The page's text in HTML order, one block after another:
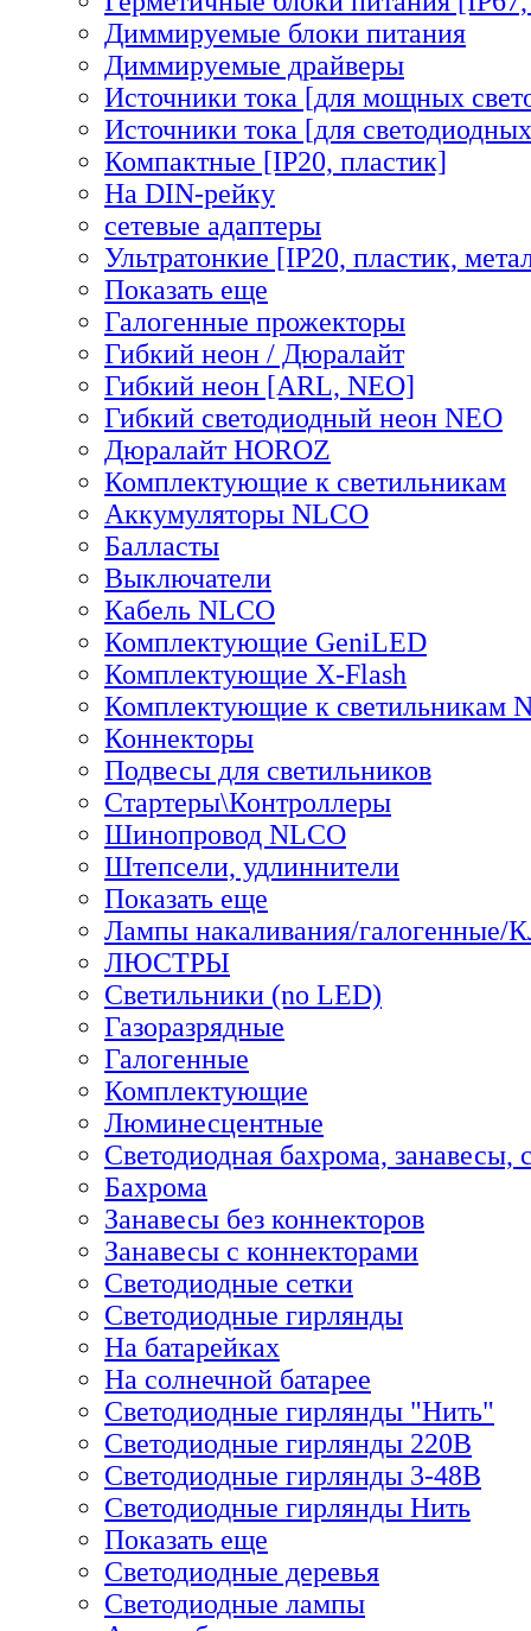
Диммируемые блоки питания
Диммируемые драйверы
Источники тока [для мощных
Источники тока [для
Компактные [IP20, пластик]
На DIN-рейку
сетевые адаптеры
Ультратонкие [IP20, пластик,
Показать еще
Галогенные прожекторы
Гибкий неон / Дюралайт
Гибкий неон [ARL, NEO]
Гибкий светодиодный неон NEO
Дюралайт HOROZ
Комплектующие к светильникам
Аккумуляторы NLCO
Балласты
Выключатели
Кабель NLCO
Комплектующие GeniLED
Комплектующие X-Flash
Комплектующие к светильникам
Коннекторы
Подвесы для светильников
Стартеры\Контроллеры
Шинопровод NLCO
Штепсели, удлиннители
Показать еще
Лампы накаливания/галогенные/
ЛЮСТРЫ
Светильники (no LED)
Газоразрядные
Галогенные
Комплектующие
Люминесцентные
Светодиодная бахрома, занавесы,
Бахрома
Занавесы без коннекторов
Занавесы с коннекторами
Светодиодные сетки
Светодиодные гирлянды
На батарейках
На солнечной батарее
Светодиодные гирлянды "Нить"
Светодиодные гирлянды 220В
Светодиодные гирлянды 3-48В
Светодиодные гирлянды Нить
Показать еще
Светодиодные деревья
Светодиодные лампы